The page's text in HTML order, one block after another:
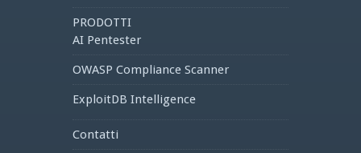
PRODOTTI
AI Pentester
OWASP Compliance Scanner
ExploitDB Intelligence
Contatti